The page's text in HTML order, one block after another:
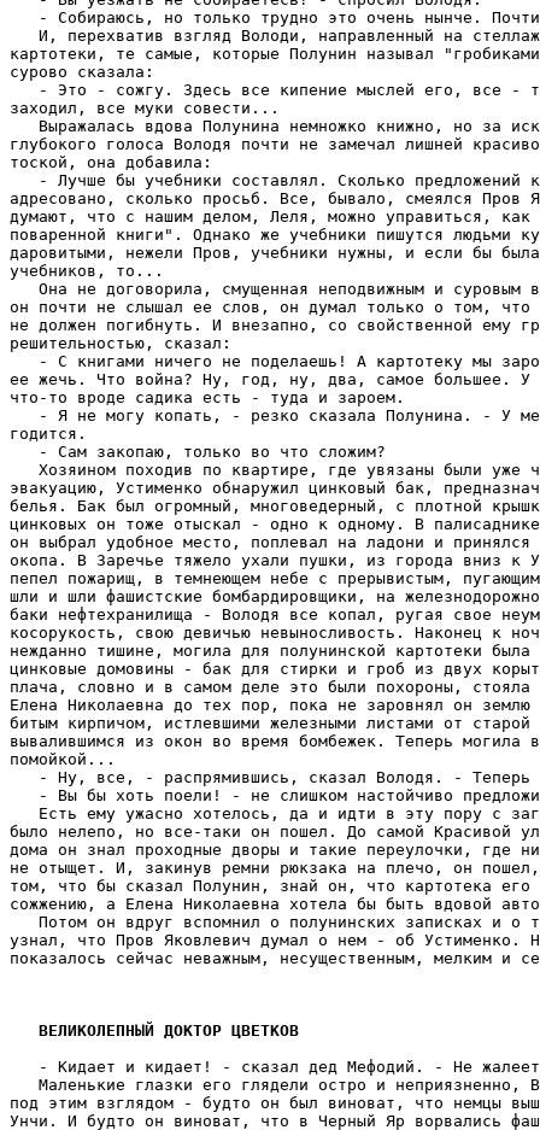
ВЕЛИКОЛЕПНЫЙ ДОКТОР ЦВЕТКОВ